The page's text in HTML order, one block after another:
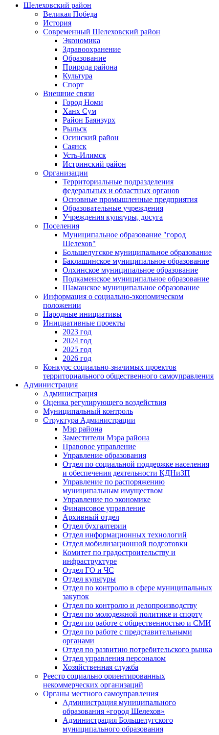
Шелеховский район
Великая Победа
История
Современный Шелеховский район
Экономика
Здравоохранение
Образование
Природа района
Культура
Спорт
Внешние связи
Город Номи
Ханх Сум
Район Баянзурх
Рыльск
Осинский район
Саянск
Усть-Илимск
Истринский район
Организации
Территориальные подразделения
федеральных и областных органов
Основные промышленные предприятия
Образовательные учреждения
Учреждения культуры, досуга
Поселения
Муниципальное образование "город
Шелехов"
Большелугское муниципальное образование
Баклашинское муниципальное образование
Олхинское муниципальное образование
Подкаменское муниципальное образование
Шаманское муниципальное образование
Информация о социально-экономическом
положении
Народные инициативы
Инициативные проекты
2023 год
2024 год
2025 год
2026 год
Конкурс социально-значимых проектов
территориального общественного самоуправления
Администрация
Администрация
Оценка регулирующего воздействия
Муниципальный контроль
Структура Администрации
Мэр района
Заместители Мэра района
Правовое управление
Управление образования
Отдел по социальной поддержке населения
и обеспечения деятельности КДНиЗП
Управление по распоряжению
муниципальным имуществом
Управление по экономике
Финансовое управление
Архивный отдел
Отдел бухгалтерии
Отдел информационных технологий
Отдел мобилизационной подготовки
Комитет по градостроительству и
инфраструктуре
Отдел ГО и ЧС
Отдел культуры
Отдел по контролю в сфере муниципальных
закупок
Отдел по контролю и делопроизводству
Отдел по молодежной политике и спорту
Отдел по работе с общественностью и СМИ
Отдел по работе с представительными
органами
Отдел по развитию потребительского рынка
Отдел управления персоналом
Хозяйственная служба
Реестр социально ориентированных
некоммерческих организаций
Органы местного самоуправления
Администрация муниципального
образования «город Шелехов»
Администрация Большелугского
муниципального образования